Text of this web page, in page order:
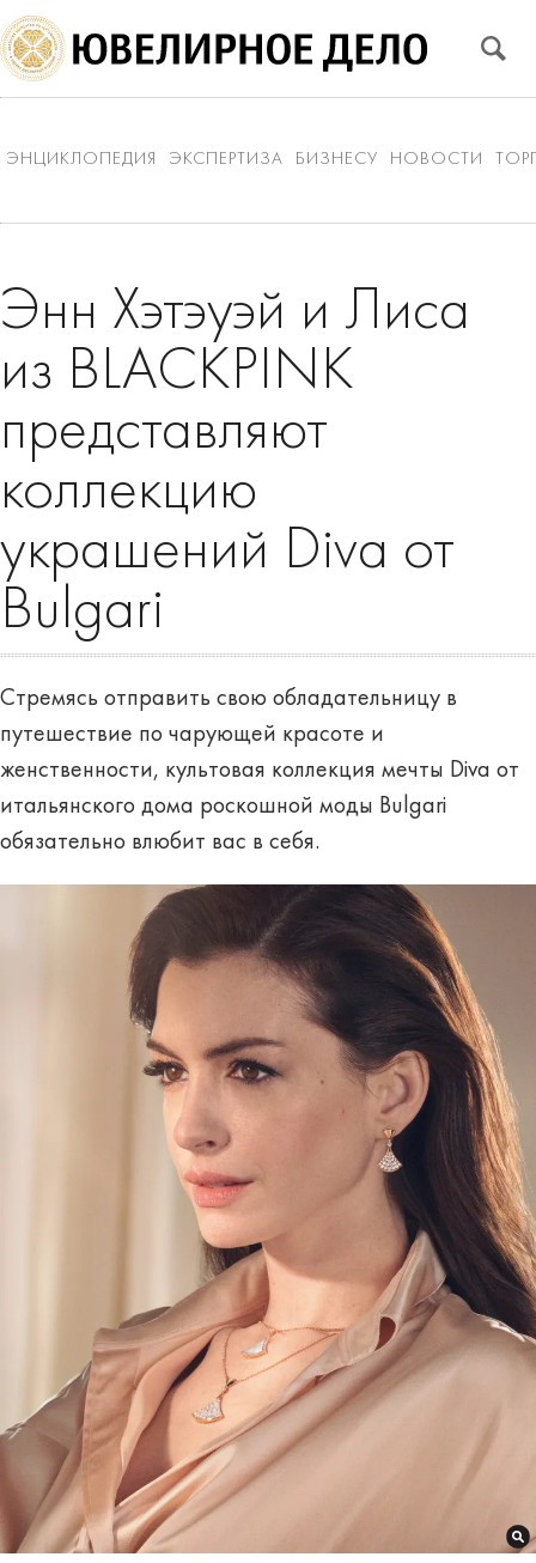
ЭНЦИКЛОПЕДИЯ ЭКСПЕРТИЗА БИЗНЕСУ НОВОСТИ
Энн Хэтэуэй и Лиса
из BLACKPINK
представляют
коллекцию
украшений Diva от
Bulgari
Стремясь отправить свою обладательницу в
путешествие по чарующей красоте и
женственности, культовая коллекция мечты Diva от
итальянского дома роскошной моды Bulgari
обязательно влюбит вас в себя.